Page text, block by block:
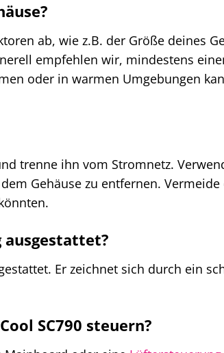
ab, wie z.B. der Größe deines
empfehlen wir, mindestens
oder in warmen Umgebungen
trenne ihn vom Stromnetz.
Gehäuse zu entfernen.
ausgestattet?
Er zeichnet sich durch ein
SC790 steuern?